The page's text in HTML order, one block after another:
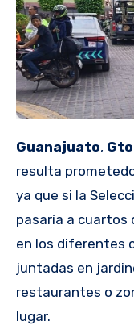
Guanajuato, Gto
resulta
ya que si la
pasaría a cuartos
en los diferentes
juntadas en
restaurantes o
lugar.